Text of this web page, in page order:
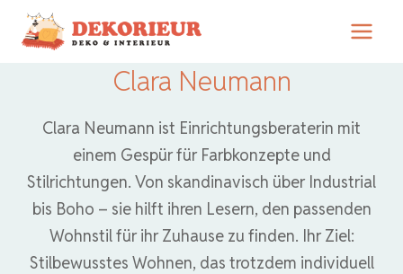
Zum
Inhalt
Clara Neumann
Clara Neumann ist Einrichtungsberaterin mit
einem Gespür für Farbkonzepte und
Stilrichtungen. Von skandinavisch über Industrial
bis Boho – sie hilft ihren Lesern, den passenden
Wohnstil für ihr Zuhause zu finden. Ihr Ziel:
Stilbewusstes Wohnen, das trotzdem individuell